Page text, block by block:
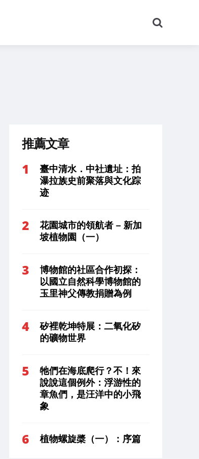
尋
推薦文章
臺中清水．中社遺址：拍
瀑拉族史前聚落與文化踪
迹
花園城市的領航者 – 新加
坡植物園（一）
博物館的社區合作初探：
以國立自然科學博物館的
玉里神父傳教捐贈為例
矽裡乾坤特展：二氧化矽
的礦物世界
牠們在海底爬行？不！來
說說這個例外：浮游性的
章魚們，是汪洋中的小飛
象
植物螺旋槳（一）：序篇